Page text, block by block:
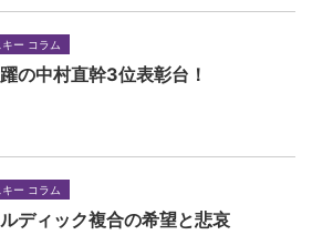
キー コラム
の中村直幹3位表彰台！
キー コラム
ルディック複合の希望と悲哀